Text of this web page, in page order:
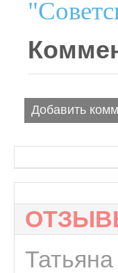
Добавить